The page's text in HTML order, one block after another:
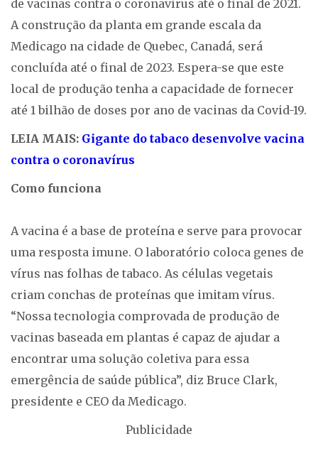
de vacinas contra o coronavírus até o final de 2021.
A construção da planta em grande escala da
Medicago na cidade de Quebec, Canadá, será
concluída até o final de 2023. Espera-se que este
local de produção tenha a capacidade de fornecer
até 1 bilhão de doses por ano de vacinas da Covid-19.
LEIA MAIS: Gigante do tabaco desenvolve vacina
contra o coronavírus
Como funciona
A vacina é a base de proteína e serve para provocar
uma resposta imune. O laboratório coloca genes de
vírus nas folhas de tabaco. As células vegetais
criam conchas de proteínas que imitam vírus.
“Nossa tecnologia comprovada de produção de
vacinas baseada em plantas é capaz de ajudar a
encontrar uma solução coletiva para essa
emergência de saúde pública”, diz Bruce Clark,
presidente e CEO da Medicago.
Publicidade